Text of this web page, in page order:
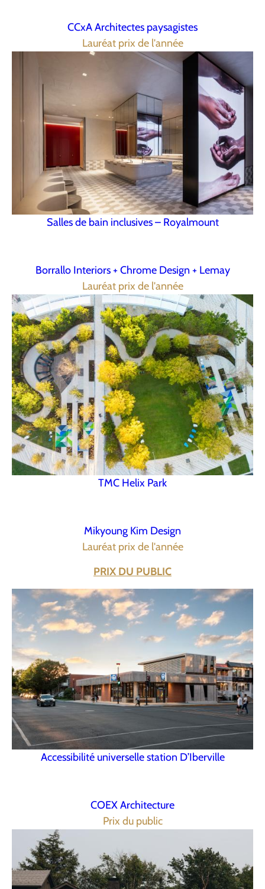
CCxA Architectes paysagistes
Lauréat prix de l'année
Salles de bain inclusives – Royalmount
Borrallo Interiors + Chrome Design + Lemay
Lauréat prix de l'année
TMC Helix Park
Mikyoung Kim Design
Lauréat prix de l'année
PRIX DU PUBLIC
Accessibilité universelle station D’Iberville
COEX Architecture
Prix du public